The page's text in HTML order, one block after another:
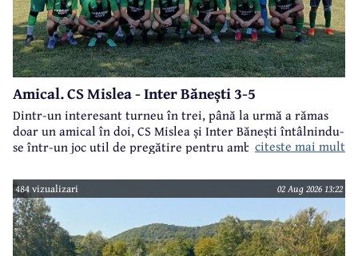
Amical. CS Mislea - Inter Bănești 3-5
Dintr-un interesant turneu în trei, până la urmă a rămas
doar un amical în doi, CS Mislea și Inter Bănești întâlnindu-
se într-un joc util de pregătire pentru ambele formații.
citeste mai mult
484 vizualizari 02 Aug 2026 13:22